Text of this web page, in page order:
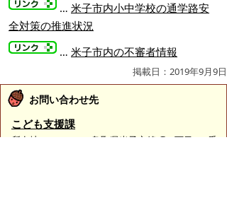
… 米子市内小中学校の通学路安
全対策の推進状況
… 米子市内の不審者情報
掲載日：2019年9月9日
お問い合わせ先
こども支援課
所在地/〒683-0811 鳥取県米子市錦町一丁目139番